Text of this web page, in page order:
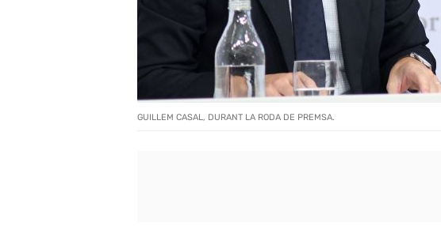
GUILLEM CASAL, DURANT LA RODA DE PREMSA.